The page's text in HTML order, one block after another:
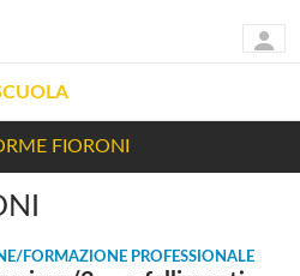
FIORONI
FORMAZIONE PROFESSIONALE